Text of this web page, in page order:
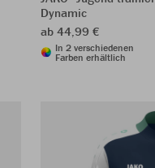
Dynamic
ab 44,99 €
In 2 verschiedenen
Farben erhältlich